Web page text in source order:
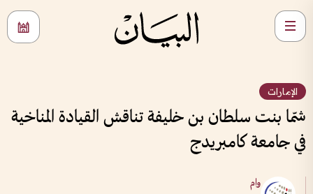
الإمارات
شمّا بنت سلطان بن خليفة تناقش القيادة المناخية
في جامعة كامبريدج
وام